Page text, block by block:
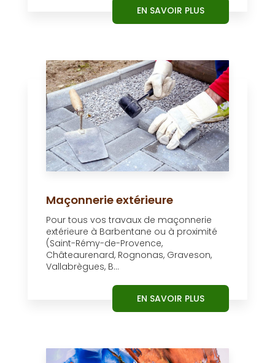
EN SAVOIR PLUS
Maçonnerie extérieure
Pour tous vos travaux de maçonnerie
extérieure à Barbentane ou à proximité
(Saint-Rémy-de-Provence,
Châteaurenard, Rognonas, Graveson,
Vallabrègues, B...
EN SAVOIR PLUS